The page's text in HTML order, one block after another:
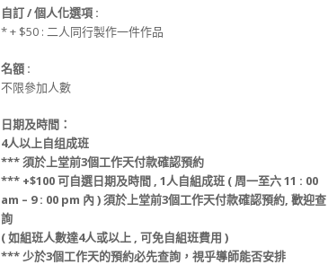
自訂 / 個人化選項 :
* + $50 : 二人同行製作一件作品
名額 :
不限參加人數
日期及時間：
4人以上自组成班
***須於上堂前3個工作天付款確認預約
*** +$100可自選日期及時間 , 1人自組成班 ( 周一至六 11 : 00
am – 9 : 00 pm 內 )須於上堂前3個工作天付款確認預約, 歡迎查
詢
(如組班人數達4人或以上 , 可免自組班費用 )
*** 少於3個工作天的預約必先查詢，視乎導師能否安排